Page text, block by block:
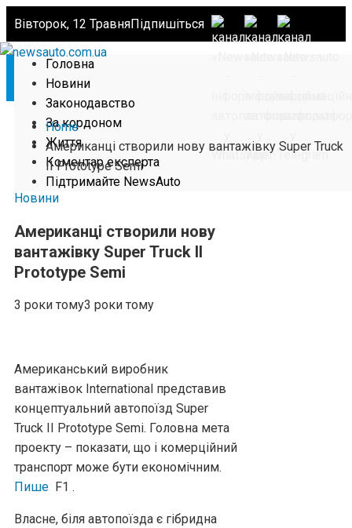
Вівторок, 12 ТравняПідпишіться
Головна
Новини
Законодавство
За кордоном
Життя
Коментар експерта
Підтримайте NewsAuto
Home
Американці створили нову вантажівку Super Truck
II Prototype Semi
Новини
Американці створили нову
вантажівку Super Truck II
Prototype Semi
3 роки тому3 роки тому
Американський виробник
вантажівок International представив
концептуальний автопоїзд Super
Truck II Prototype Semi. Головна мета
проекту – показати, що і комерційний
транспорт може бути економічним.
Пише F1 .
Власне, біля автопоїзда є гібридна